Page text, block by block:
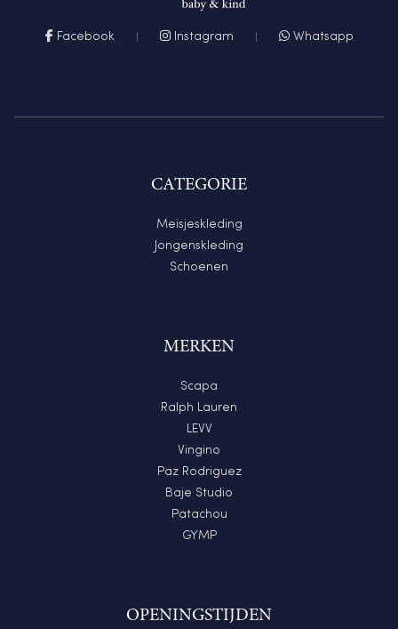
Facebook Instagram Whatsapp
CATEGORIE
Meisjeskleding
Jongenskleding
Schoenen
MERKEN
Scapa
Ralph Lauren
LEVV
Vingino
Paz Rodriguez
Baje Studio
Patachou
GYMP
OPENINGSTIJDEN